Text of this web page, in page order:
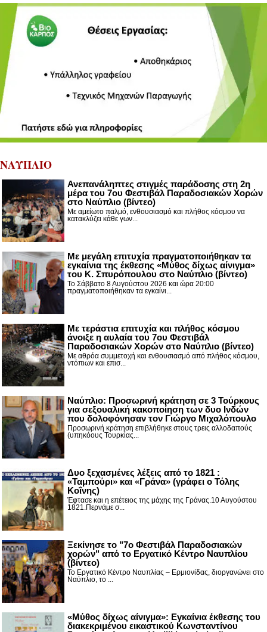
ΝΑΥΠΛΙΟ
Ανεπανάληπτες στιγμές παράδοσης στη 2η
μέρα του 7ου Φεστιβάλ Παραδοσιακών Χορών
στο Ναύπλιο (βίντεο)
Με αμείωτο παλμό, ενθουσιασμό και πλήθος κόσμου να
κατακλύζει κάθε γων...
Με μεγάλη επιτυχία πραγματοποιήθηκαν τα
εγκαίνια της έκθεσης «Μύθος δίχως αίνιγμα»
του Κ. Σπυρόπουλου στο Ναύπλιο (βίντεο)
Το Σάββατο 8 Αυγούστου 2026 και ώρα 20:00
πραγματοποιήθηκαν τα εγκαίνι...
Με τεράστια επιτυχία και πλήθος κόσμου
άνοιξε η αυλαία του 7ου Φεστιβάλ
Παραδοσιακών Χορών στο Ναύπλιο (βίντεο)
Με αθρόα συμμετοχή και ενθουσιασμό από πλήθος κόσμου,
ντόπιων και επισ...
Ναύπλιο: Προσωρινή κράτηση σε 3 Τούρκους
για σεξουαλική κακοποίηση των δυο Ινδών
που δολοφόνησαν τον Γιώργο Μιχαλόπουλο
Προσωρινή κράτηση επιβλήθηκε στους τρεις αλλοδαπούς
(υπηκόους Τουρκίας...
Δυο ξεχασμένες λέξεις από το 1821 :
«Ταμπούρι» και «Γράνα» (γράφει ο Τόλης
Κοΐνης)
Έφτασε και η επέτειος της μάχης της Γράνας.10 Αυγούστου
1821.Περνάμε σ...
Ξεκίνησε το "7ο Φεστιβάλ Παραδοσιακών
χορών" από το Εργατικό Κέντρο Ναυπλίου
(βίντεο)
Το Εργατικό Κέντρο Ναυπλίας – Ερμιονίδας, διοργανώνει στο
Ναύπλιο, το ...
«Μύθος δίχως αίνιγμα»: Εγκαίνια έκθεσης του
διακεκριμένου εικαστικού Κωνσταντίνου